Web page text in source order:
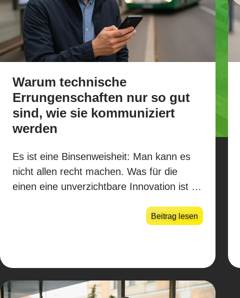
Warum technische
Errungenschaften nur so gut
sind, wie sie kommuniziert
werden
Es ist eine Binsenweisheit: Man kann es
nicht allen recht machen. Was für die
einen eine unverzichtbare Innovation ist …
Beitrag lesen